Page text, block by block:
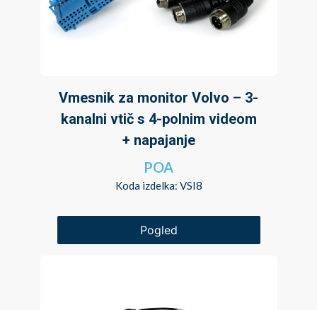
Vmesnik za monitor Volvo – 3-
kanalni vtič s 4-polnim videom
+ napajanje
POA
Koda izdelka: VSI8
Pogled